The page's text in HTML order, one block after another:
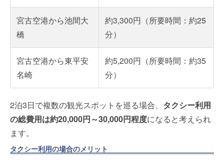
宮古空港から池間大
橋
約3,300円（所要時間：約25
分）
宮古空港から東平安
名崎
約5,200円（所要時間：約35
分）
2泊3日で複数の観光スポットを巡る場合、 タクシー利用
の総費用は約20,000円～30,000円程度になると考えられ
ます。
タクシー利用の場合のメリット